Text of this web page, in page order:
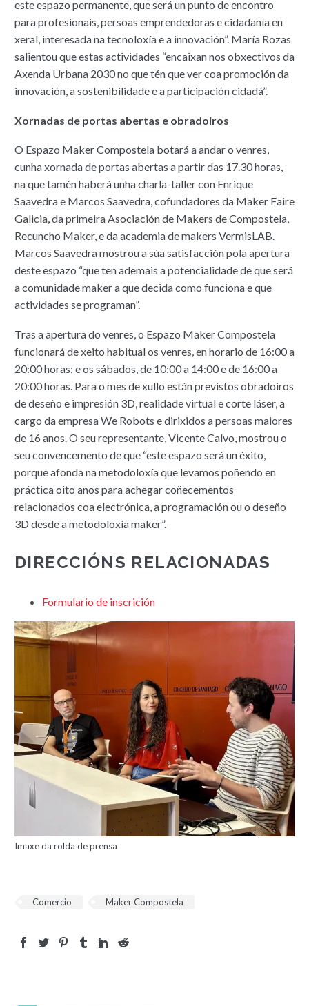
este espazo permanente, que será un punto de encontro
para profesionais, persoas emprendedoras e cidadanía en
xeral, interesada na tecnoloxía e a innovación”. María Rozas
salientou que estas actividades “encaixan nos obxectivos da
Axenda Urbana 2030 no que tén que ver coa promoción da
innovación, a sostenibilidade e a participación cidadá”.
Xornadas de portas abertas e obradoiros
O Espazo Maker Compostela botará a andar o venres,
cunha xornada de portas abertas a partir das 17.30 horas,
na que tamén haberá unha charla-taller con Enrique
Saavedra e Marcos Saavedra, cofundadores da Maker Faire
Galicia, da primeira Asociación de Makers de Compostela,
Recuncho Maker, e da academia de makers VermisLAB.
Marcos Saavedra mostrou a súa satisfacción pola apertura
deste espazo “que ten ademais a potencialidade de que será
a comunidade maker a que decida como funciona e que
actividades se programan”.
Tras a apertura do venres, o Espazo Maker Compostela
funcionará de xeito habitual os venres, en horario de 16:00 a
20:00 horas; e os sábados, de 10:00 a 14:00 e de 16:00 a
20:00 horas. Para o mes de xullo están previstos obradoiros
de deseño e impresión 3D, realidade virtual e corte láser, a
cargo da empresa We Robots e dirixidos a persoas maiores
de 16 anos. O seu representante, Vicente Calvo, mostrou o
seu convencemento de que “este espazo será un éxito,
porque afonda na metodoloxía que levamos poñendo en
práctica oito anos para achegar coñecementos
relacionados coa electrónica, a programación ou o deseño
3D desde a metodoloxía maker”.
DIRECCIÓNS RELACIONADAS
Formulario de inscrición
Imaxe da rolda de prensa
Comercio Maker Compostela